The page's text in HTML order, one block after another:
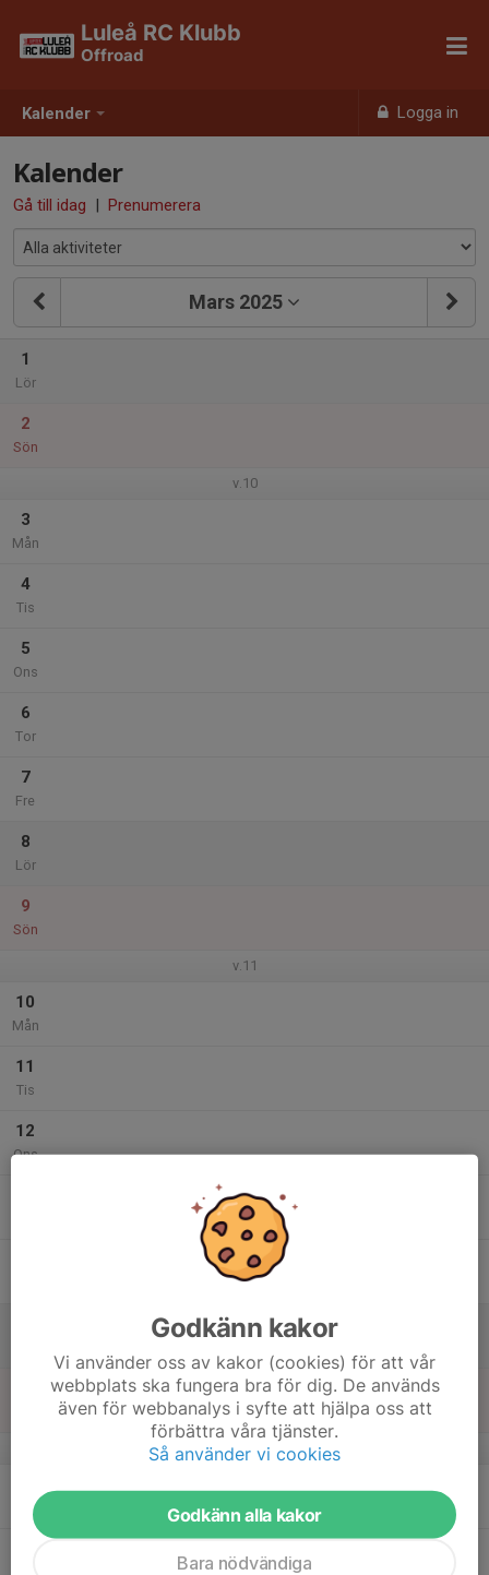
Kalender Logga in
Luleå RC Klubb
Offroad
Kalender
Gå till idag | Prenumerera
Mars 2025
1
Lör
2
Sön
v.10
3
Mån
4
Tis
5
Ons
6
Tor
7
Fre
8
Lör
9
Sön
v.11
10
Mån
11
Tis
12
Ons
v.12
Mån
Godkänn kakor
Vi använder oss av kakor (cookies) för att vår
webbplats ska fungera bra för dig. De används
även för webbanalys i syfte att hjälpa oss att
förbättra våra tjänster.
Så använder vi cookies
Godkänn alla kakor
Bara nödvändiga